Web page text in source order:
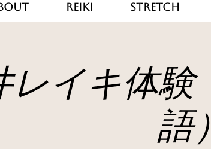
Reiki Stretch
レイキ体験
語）